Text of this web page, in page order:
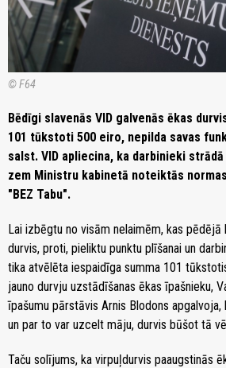
© F64
Bēdīgi slavenās VID galvenās ēkas
101 tūkstoti 500 eiro, nepilda savas
salst. VID apliecina, ka darbinieki
zem Ministru kabinetā noteiktās
"BEZ Tabu".
Lai izbēgtu no visām nelaimēm, kas
durvis, proti, pieliktu punktu plīšanai un
tika atvēlēta iespaidīga summa 101
jauno durvju uzstādīšanas ēkas īpašnieku,
īpašumu pārstāvis Arnis Blodons
un par to var uzcelt māju, durvis būšot tā
Taču solījums, ka virpuļdurvis paaugstinās